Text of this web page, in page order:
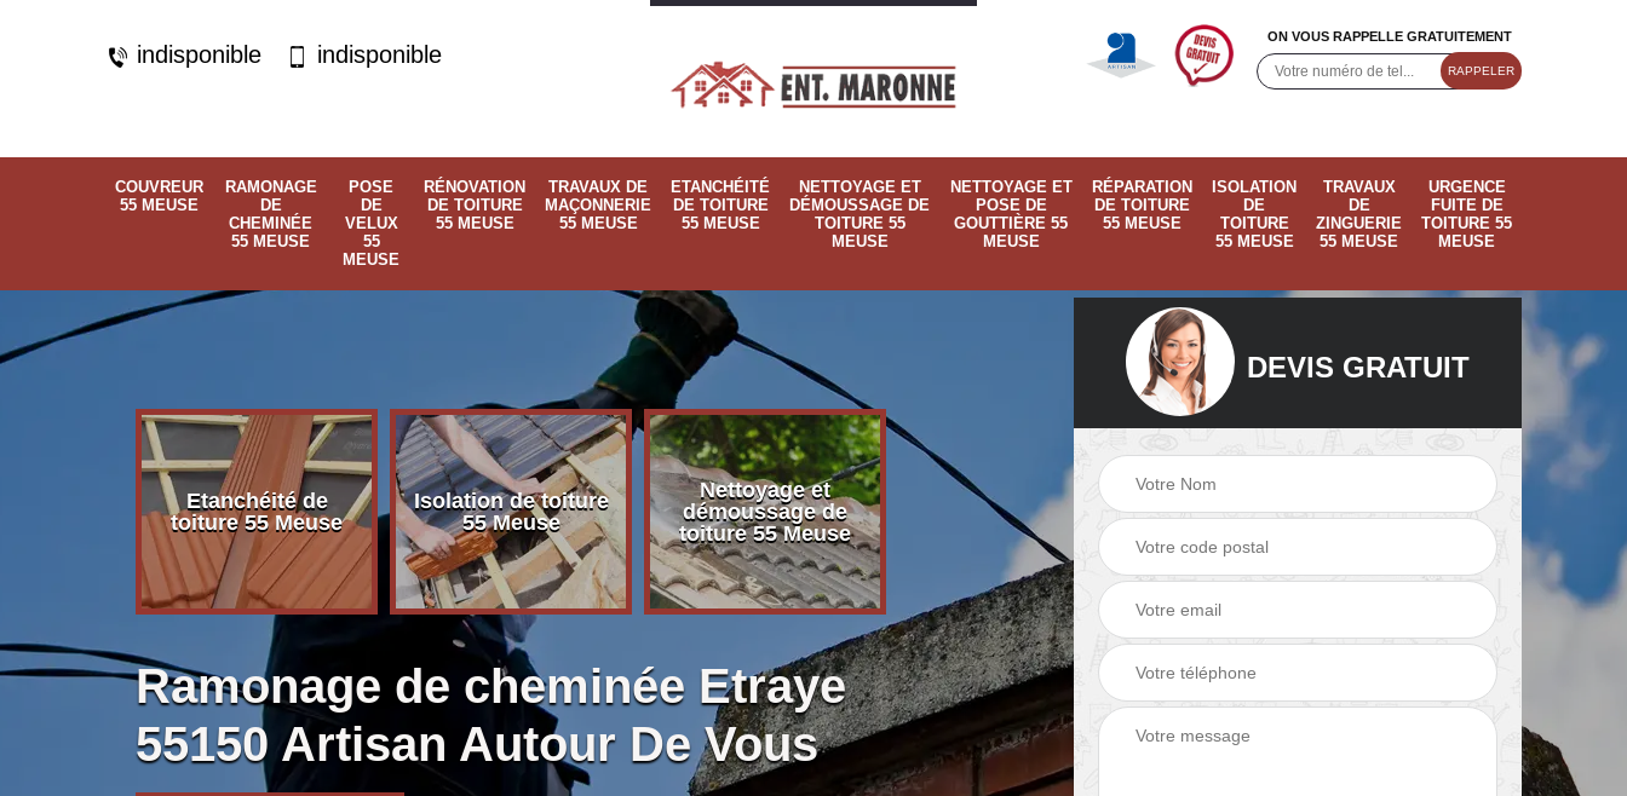
indisponible indisponible
ON VOUS RAPPELLE GRATUITEMENT
COUVREUR
55 MEUSE
RAMONAGE
DE
CHEMINÉE
55 MEUSE
POSE
DE
VELUX
55
MEUSE
RÉNOVATION
DE TOITURE
55 MEUSE
TRAVAUX DE
MAÇONNERIE
55 MEUSE
ETANCHÉITÉ
DE TOITURE
55 MEUSE
NETTOYAGE ET
DÉMOUSSAGE DE
TOITURE 55
MEUSE
NETTOYAGE ET
POSE DE
GOUTTIÈRE 55
MEUSE
RÉPARATION
DE TOITURE
55 MEUSE
ISOLATION
DE
TOITURE
55 MEUSE
TRAVAUX
DE
ZINGUERIE
55 MEUSE
URGENCE
FUITE DE
TOITURE 55
MEUSE
Etanchéité de
toiture 55 Meuse
Isolation de toiture
55 Meuse
Nettoyage et
démoussage de
toiture 55 Meuse
Nettoyage et pose
de gouttière 55
Meuse
Meuse
Ramonage de
cheminée 55
Ramonage de cheminée Etraye
55150 Artisan Autour De Vous
DEVIS GRATUIT